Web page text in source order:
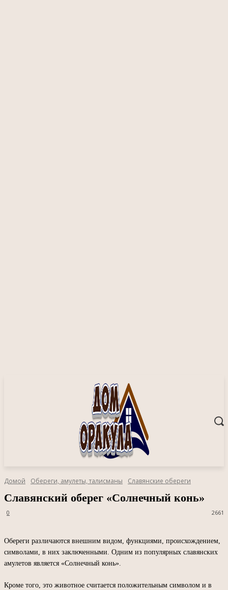
Домой Обереги, амулеты, талисманы Славянские обереги
Славянский оберег «Солнечный конь»
2661
0
Обереги различаются внешним видом, функциями, происхождением,
символами, в них заключенными. Одним из популярных славянских
амулетов является «Солнечный конь».
Кроме того, это животное считается положительным символом и в